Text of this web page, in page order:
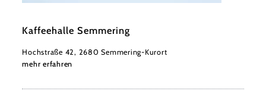
Kaffeehalle Semmering
Hochstraße 42, 2680 Semmering-Kurort
mehr erfahren